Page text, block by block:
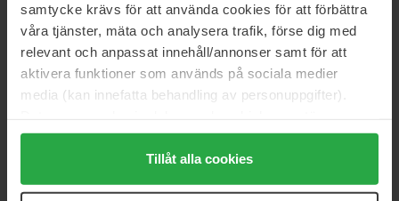
samtycke krävs för att använda cookies för att förbättra
våra tjänster, mäta och analysera trafik, förse dig med
relevant och anpassat innehåll/annonser samt för att
aktivera funktioner som används på sociala medier
media (kan innefatta behandling av personuppgifter).
Genom att trycka på "Tillåt alla cookies" accepterar du
alla cookies, medan du under "Detaljer" kan anpassa
användningen av cookies. Du kan när som helst återkalla
Tillåt alla cookies
NYHETSBREVVÆR FØRST UTE
Vil du få de beste beauty-nyhetene rett i innboksen? Vi gir deg
de siste trendene, tipsene og eksklusive tilbud!
SIKKER BETALING